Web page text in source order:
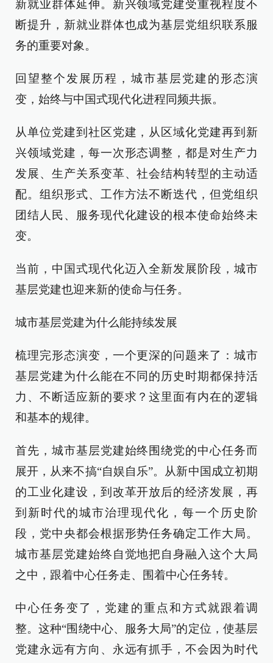
新就业群体延伸。新兴领域党建受重视程度不
断提升，新就业群体也成为基层党组织联系服
务的重要对象。
回望整个发展历程，城市基层党建的形态演
变，始终与中国式现代化进程同频共振。
从单位党建到社区党建，从区域化党建再到新
兴领域党建，每一次形态调整，都是对生产力
发展、生产关系变革、社会结构转型的主动适
配。组织形式、工作方法不断迭代，但党组织
团结人民、服务现代化建设的根本使命始终未
变。
当前，中国式现代化迈入全新发展阶段，城市
基层党建也迎来新的使命与任务。
城市基层党建为什么能持续发展
梳理完形态演变，一个更深的问题来了：城市
基层党建为什么能在不同的历史时期都保持活
力、不断适应新的要求？这里面有内在的逻辑
和基本的规律。
首先，城市基层党建始终围绕党的中心任务而
展开，从来不搞“自娱自乐”。从新中国成立初期
的工业化建设，到改革开放后的经济发展，再
到新时代的城市治理现代化，每一个历史阶
段，党中央都会根据形势任务确定工作大局。
城市基层党建始终自觉地把自身融入这个大局
之中，跟着中心任务走、围着中心任务转。
中心任务变了，党建的重点和方式就跟着调
整。这种“围绕中心、服务大局”的定位，使基层
党建永远有方向、永远有抓手，不会因为时代